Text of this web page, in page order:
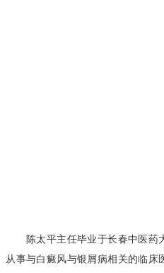
陈太平主任毕业于长春中医药
从事与白癜风与银屑病相关的临床